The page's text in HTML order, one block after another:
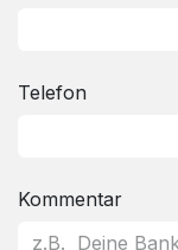
Telefon
Kommentar